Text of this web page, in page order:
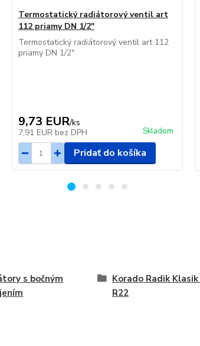
Termostatický radiátorový ventil art
112 priamy DN 1/2"
Termostatický radiátorový ventil art 112
priamy DN 1/2"
9,73 EUR/ks
7,91 EUR bez DPH Skladom
Pridať do košíka
s bočným
Korado Radik Klasik
R22